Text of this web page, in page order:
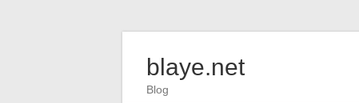
blaye.net
Blog